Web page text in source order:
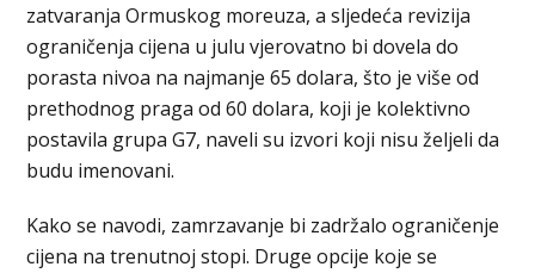
zatvaranja Ormuskog moreuza, a slјedeća revizija
ograničenja ciјena u julu vјerovatno bi dovela do
porasta nivoa na najmanje 65 dolara, što je više od
prethodnog praga od 60 dolara, koji je kolektivno
postavila grupa G7, naveli su izvori koji nisu želјeli da
budu imenovani.
Kako se navodi, zamrzavanje bi zadržalo ograničenje
ciјena na trenutnoj stopi. Druge opcije koje se